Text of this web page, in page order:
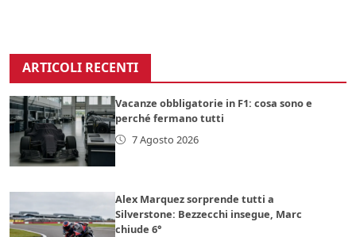
ARTICOLI RECENTI
Vacanze obbligatorie in F1: cosa sono e
perché fermano tutti
7 Agosto 2026
Alex Marquez sorprende tutti a
Silverstone: Bezzecchi insegue, Marc
chiude 6°